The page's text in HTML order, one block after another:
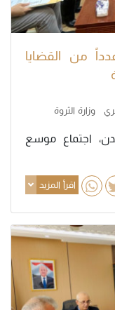
من القضايا
وزارة الثروة
اجتماع موسع
اقرأ المزيد